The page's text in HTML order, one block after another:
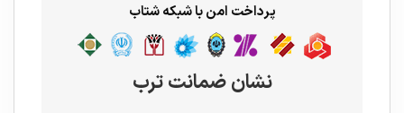
پرداخت امن با شبکه شتاب
نشان ضمانت ترب